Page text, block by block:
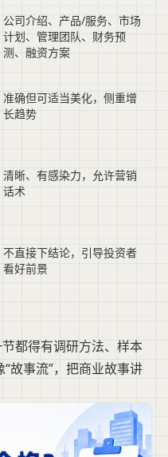
公司介绍、产品/服务、市场
计划、管理团队、财务预
测、融资方案
准确但可适当美化，侧重增
长趋势
清晰、有感染力，允许营销
话术
不直接下结论，引导投资者
看好前景
都得有调研方法、样本
故事流”，把商业故事讲